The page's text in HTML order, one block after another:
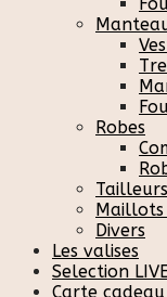
Robes
Maillots
Divers
Les valises
Selection
Carte cadeau